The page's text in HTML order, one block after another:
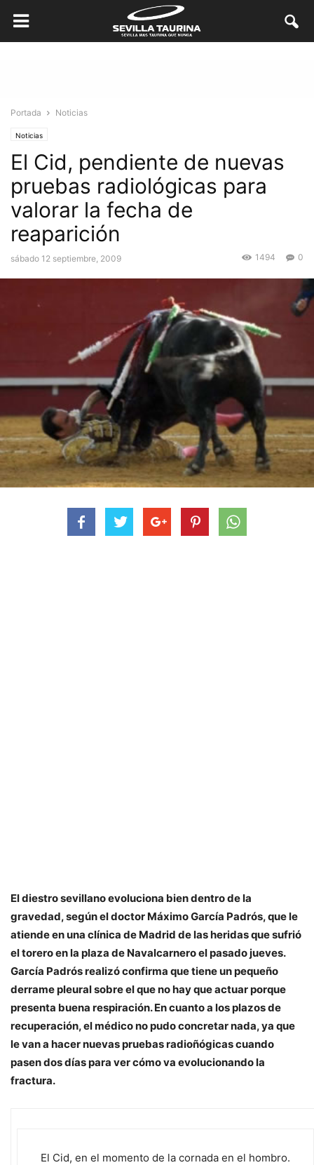
Portada Noticias
Noticias
El Cid, pendiente de nuevas
pruebas radiológicas para
valorar la fecha de
reaparición
sábado 12 septiembre, 2009 0
1494
El diestro sevillano evoluciona bien dentro de la
gravedad, según el doctor Máximo García Padrós, que le
atiende en una clínica de Madrid de las heridas que sufrió
el torero en la plaza de Navalcarnero el pasado jueves.
García Padrós realizó confirma que tiene un pequeño
derrame pleural sobre el que no hay que actuar porque
presenta buena respiración. En cuanto a los plazos de
recuperación, el médico no pudo concretar nada, ya que
le van a hacer nuevas pruebas radioñógicas cuando
pasen dos días para ver cómo va evolucionando la
fractura.
El Cid, en el momento de la cornada en el hombro.